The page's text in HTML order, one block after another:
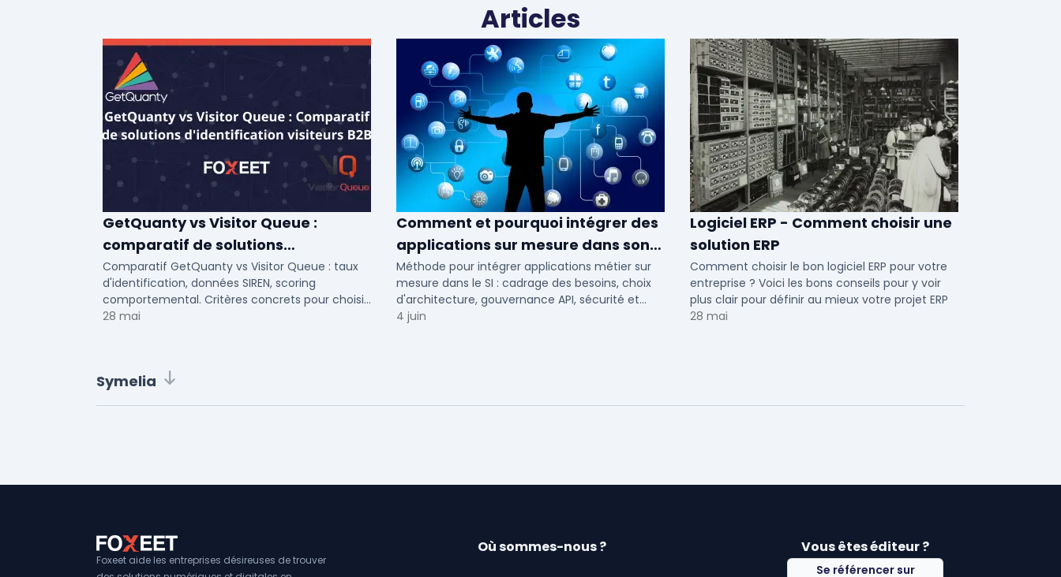
Articles
GetQuanty vs Visitor Queue :
comparatif de solutions
d'identification visiteurs B2B
Comparatif GetQuanty vs Visitor Queue : taux
d'identification, données SIREN, scoring
comportemental. Critères concrets pour choisir
votre solution de lead generation B2B en PME et
28 mai
Comment et pourquoi intégrer des
applications sur mesure dans son
SI ?
Méthode pour intégrer applications métier sur
mesure dans le SI : cadrage des besoins, choix
d'architecture, gouvernance API, sécurité et
conduite du changement.
4 juin
Logiciel ERP - Comment choisir une
solution ERP
Comment choisir le bon logiciel ERP pour votre
entreprise ? Voici les bons conseils pour y voir
plus clair pour définir au mieux votre projet ERP
28 mai
Symelia
Foxeet aide les entreprises désireuses de trouver
Où sommes-nous ? Vous êtes éditeur ?
Se référencer sur